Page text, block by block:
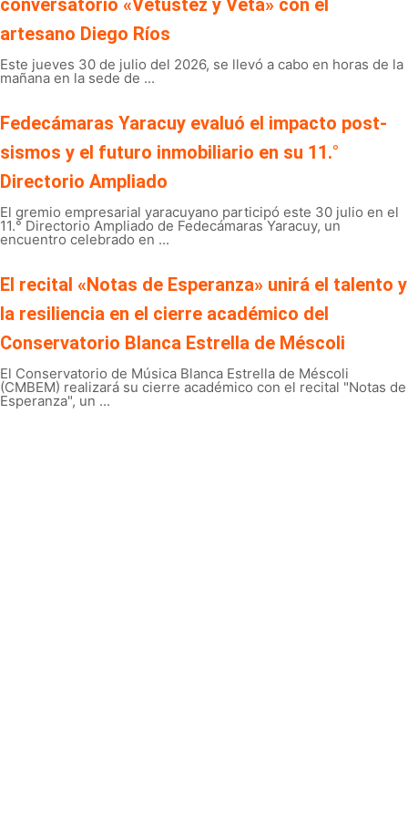
conversatorio «Vetustez y Veta» con el
artesano Diego Ríos
Este jueves 30 de julio del 2026, se llevó a cabo en horas de la
mañana en la sede de ...
Fedecámaras Yaracuy evaluó el impacto post-
sismos y el futuro inmobiliario en su 11.°
Directorio Ampliado
El gremio empresarial yaracuyano participó este 30 julio en el
11.° Directorio Ampliado de Fedecámaras Yaracuy, un
encuentro celebrado en ...
El recital «Notas de Esperanza» unirá el talento y
la resiliencia en el cierre académico del
Conservatorio Blanca Estrella de Méscoli
El Conservatorio de Música Blanca Estrella de Méscoli
(CMBEM) realizará su cierre académico con el recital "Notas de
Esperanza", un ...